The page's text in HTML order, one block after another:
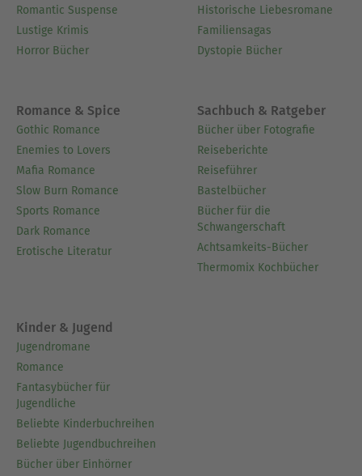
Romantic Suspense
Lustige Krimis
Horror Bücher
Historische Liebesromane
Familiensagas
Dystopie Bücher
Romance & Spice
Gothic Romance
Enemies to Lovers
Mafia Romance
Slow Burn Romance
Sports Romance
Dark Romance
Erotische Literatur
Sachbuch & Ratgeber
Bücher über Fotografie
Reiseberichte
Reiseführer
Bastelbücher
Bücher für die
Schwangerschaft
Achtsamkeits-Bücher
Thermomix Kochbücher
Kinder & Jugend
Jugendromane
Romance
Fantasybücher für
Jugendliche
Beliebte Kinderbuchreihen
Beliebte Jugendbuchreihen
Bücher über Einhörner